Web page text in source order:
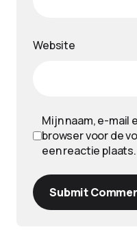
Website
Mijn naam, e-mail
browser voor de
een reactie plaats.
Submit